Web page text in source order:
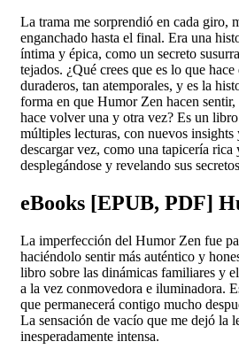
La trama me sorprendió en cada giro,
enganchado hasta el final. Era una
íntima y épica, como un secreto
tejados. ¿Qué crees que es lo que
duraderos, tan atemporales, y es la
forma en que Humor Zen hacen
hace volver una y otra vez? Es un
múltiples lecturas, con nuevos insights
descargar vez, como una tapicería
desplegándose y revelando sus
eBooks [EPUB, PDF]
La imperfección del Humor Zen fue
haciéndolo sentir más auténtico y
libro sobre las dinámicas familiares y
a la vez conmovedora e iluminadora.
que permanecerá contigo mucho
La sensación de vacío que me dejó la
inesperadamente intensa.